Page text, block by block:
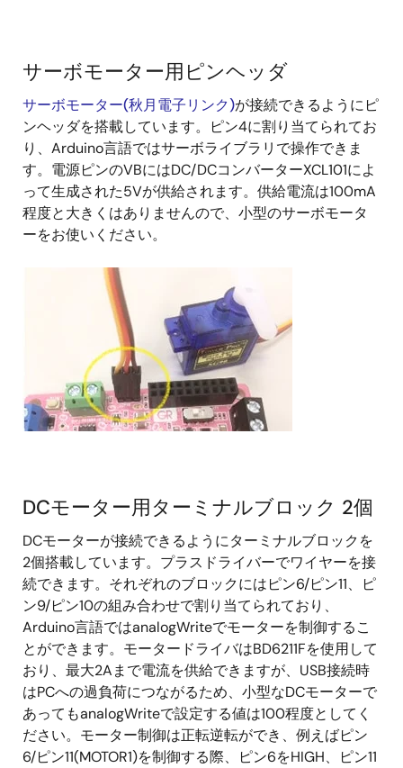
サーボモーター用ピンヘッダ
サーボモーター(秋月電子リンク)が接続できるようにピ
ンヘッダを搭載しています。ピン4に割り当てられてお
り、Arduino言語ではサーボライブラリで操作できま
す。電源ピンのVBにはDC/DCコンバーターXCL101によ
って生成された5Vが供給されます。供給電流は100mA
程度と大きくはありませんので、小型のサーボモータ
ーをお使いください。
DCモーター用ターミナルブロック 2個
DCモーターが接続できるようにターミナルブロックを
2個搭載しています。プラスドライバーでワイヤーを接
続できます。それぞれのブロックにはピン6/ピン11、ピ
ン9/ピン10の組み合わせで割り当てられており、
Arduino言語ではanalogWriteでモーターを制御するこ
とができます。モータードライバはBD6211Fを使用して
おり、最大2Aまで電流を供給できますが、USB接続時
はPCへの過負荷につながるため、小型なDCモーターで
あってもanalogWriteで設定する値は100程度としてく
ださい。モーター制御は正転逆転ができ、例えばピン
6/ピン11(MOTOR1)を制御する際、ピン6をHIGH、ピン11